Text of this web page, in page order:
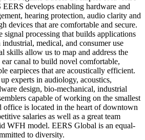
develops enabling hardware and
hearing protection, audio clarity and
devices that are comfortable and secure.
signal processing that builds applications
medical, and consumer use
skills allow us to map and address the
canal to build novel comfortable,
earpieces that are acoustically efficient.
experts in audiology, acoustics,
design, bio-mechanical, industrial
capable of working on the smallest
office is located in the heart of downtown
salaries as well as a great team
WFH model. EERS Global is an equal-
to diversity.